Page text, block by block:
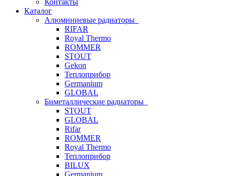
Контакты
Каталог
Алюминиевые радиаторы
RIFAR
Royal Thermo
ROMMER
STOUT
Gekon
Теплоприбор
Germanium
GLOBAL
Биметаллические радиаторы
STOUT
GLOBAL
Rifar
ROMMER
Royal Thermo
Теплоприбор
BILUX
Germanium